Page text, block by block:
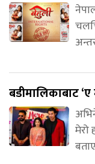
बडीमालिकाबाट
मेरो